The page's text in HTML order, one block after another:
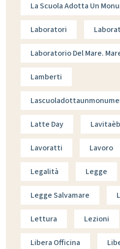
La Scuola Adotta Un
Laboratori
Laboratorio Del Mare.
Lamberti
Latte Day
Lavoratti Lavoro
Legalità Legge
Legge Salvamare
Lettura Lezioni
Libera Officina